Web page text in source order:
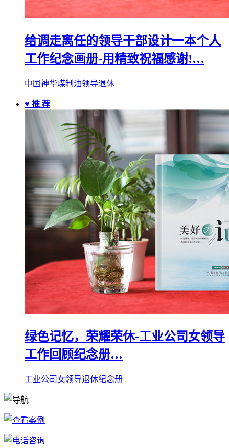
给调走离任的领导干部设计一本个人
工作纪念画册-用精致祝福感谢!…
中国神华煤制油领导退休
♥ 推 荐
绿色记忆，荣耀荣休-工业公司女领导
工作回顾纪念册…
工业公司女领导退休纪念册